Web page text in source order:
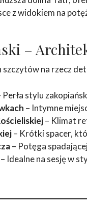
z widokiem na
–
na rzecz
Perła stylu
– Intymne
– Klimat
– Krótki spacer,
– Potęga
– Idealne na sesję w